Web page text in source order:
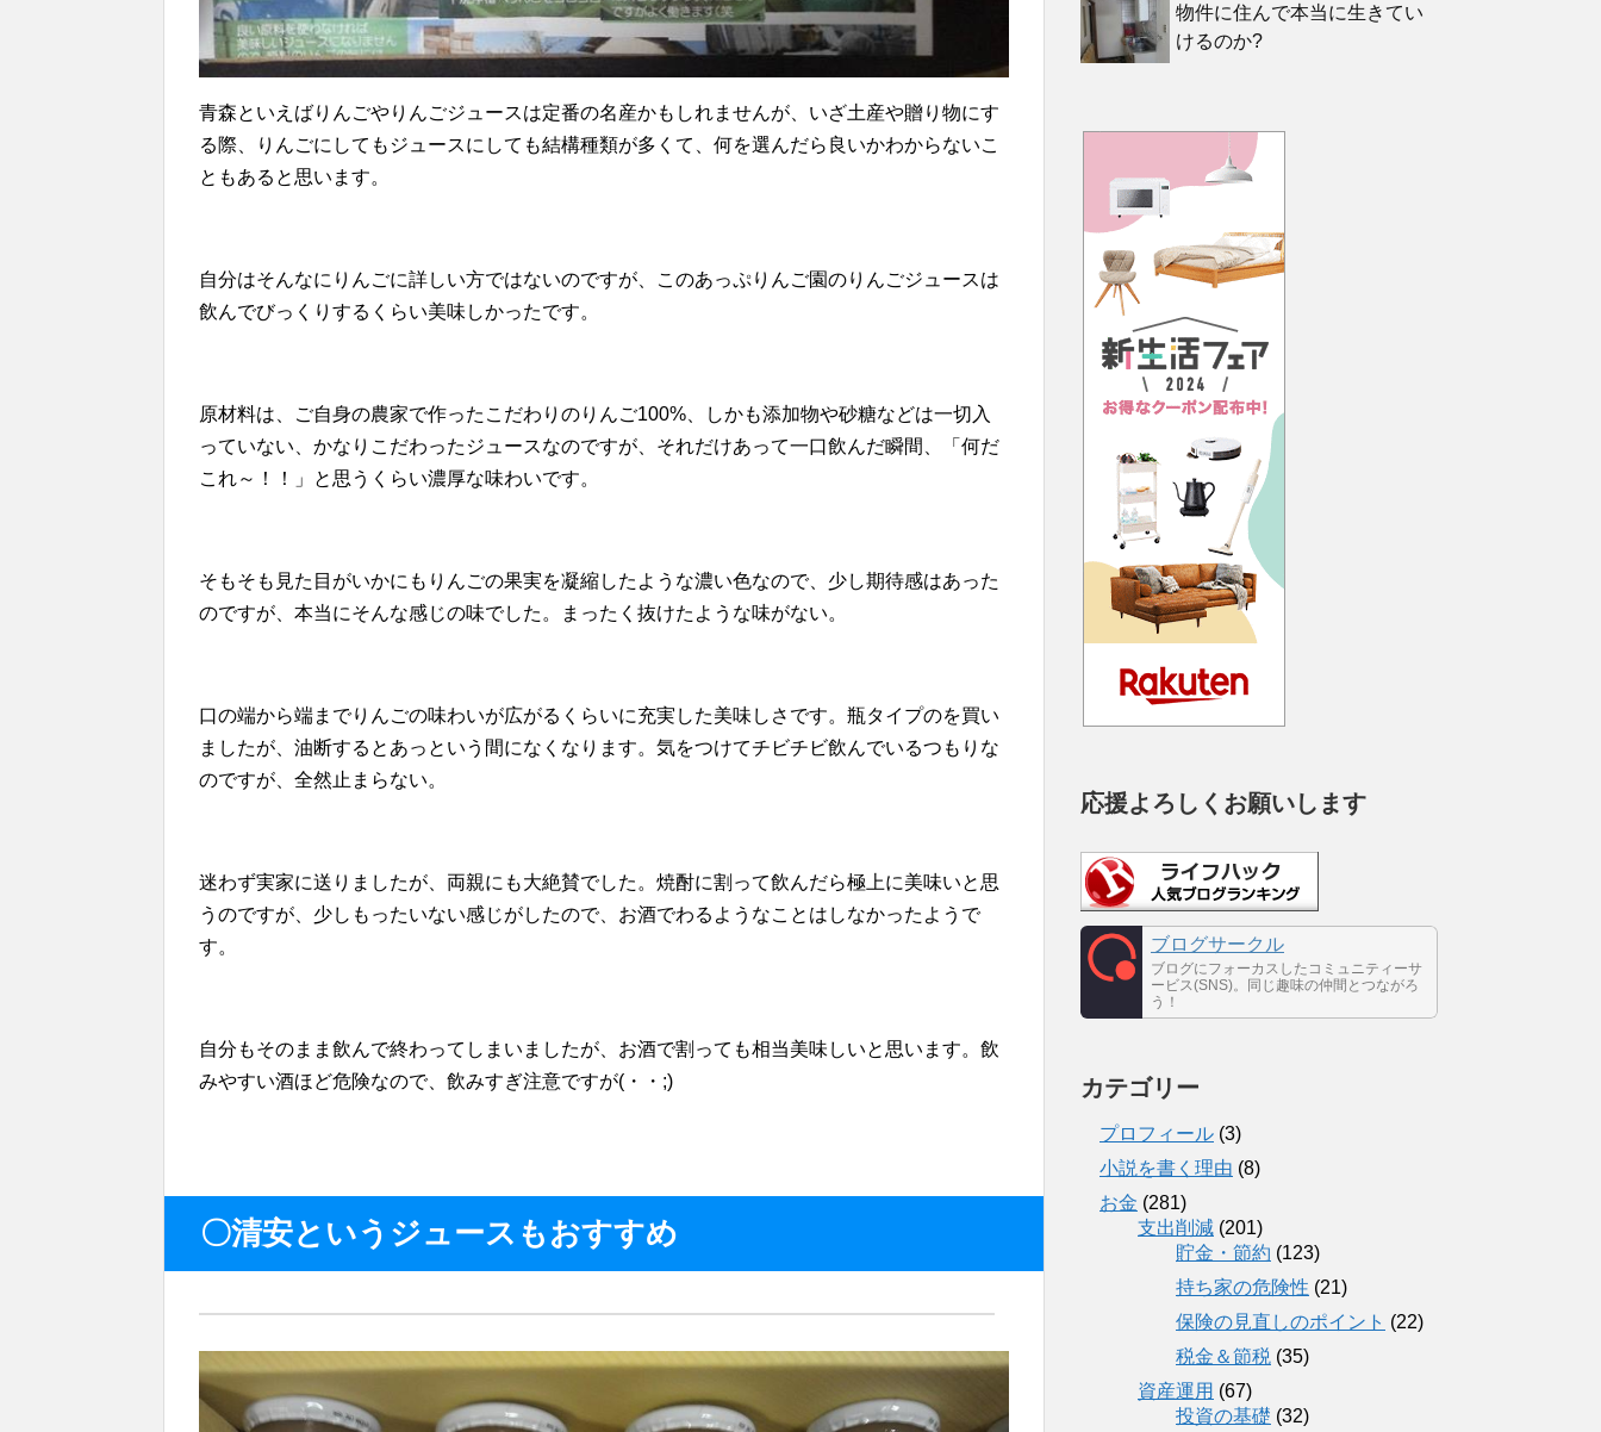
青森といえばりんごやりんごジュースは定番の名産かもしれませんが、いざ土産や贈り物にす
る際、りんごにしてもジュースにしても結構種類が多くて、何を選んだら良いかわからないこ
ともあると思います。
自分はそんなにりんごに詳しい方ではないのですが、このあっぷりんご園のりんごジュースは
飲んでびっくりするくらい美味しかったです。
原材料は、ご自身の農家で作ったこだわりのりんご100%、しかも添加物や砂糖などは一切入
っていない、かなりこだわったジュースなのですが、それだけあって一口飲んだ瞬間、「何だ
これ～！！」と思うくらい濃厚な味わいです。
そもそも見た目がいかにも りんごの果実を凝縮したような濃い色なので、少し期待感はあった
のですが、本当にそんな感じの味でした。まったく抜けたような味がない。
口の端から端までりんごの味わいが広がるくらいに充実した美味しさです。瓶タイプのを買い
ましたが、油断するとあっという間になくなります。気をつけてチビチビ飲んでいるつもりな
のですが、全然止まらない。
迷わず実家に送りましたが、両親にも大絶賛でした。焼酎に割って飲んだら極上に美味いと思
うのですが、少しもったいない感じがしたので、お酒でわるようなことはしなかったようで
す。
自分もそのまま飲んで終わってしまいましたが、お酒で割っても相当美味しいと思います。飲
みやすい酒ほど危険なので、飲みすぎ注意ですが(・・;)
〇清安というジュースもおすすめ
物件に住んで本当に生きてい
けるのか?
応援よろしくお願いします
ブログサークル
ブログにフォーカスしたコミュニティーサ
ービス(SNS)。同じ趣味の仲間とつながろ
う！
カテゴリー
プロフィール (3)
小説を書く理由 (8)
お金 (281)
支出削減 (201)
貯金・節約 (123)
持ち家の危険性 (21)
保険の見直しのポイント (22)
税金＆節税 (35)
資産運用 (67)
投資の基礎 (32)